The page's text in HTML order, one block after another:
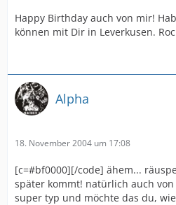
Happy Birthday auch von mir!
können mit Dir in Leverkusen.
Alpha
18. November 2004 um 17:08
[c=#bf0000][/code] ähem...
später kommt! natürlich auch
super typ und möchte das du,